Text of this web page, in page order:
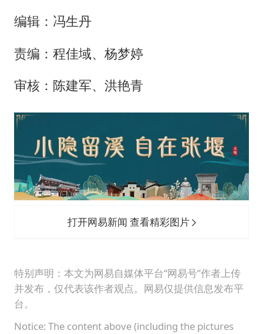
编辑：冯生丹
责编：程佳域、杨梦婷
审核：陈建军、洪艳青
打开网易新闻 查看精彩图片
特别声明：本文为网易自媒体平台“网易号”作者上传
并发布，仅代表该作者观点。网易仅提供信息发布平
台。
Notice: The content above (including the pictures